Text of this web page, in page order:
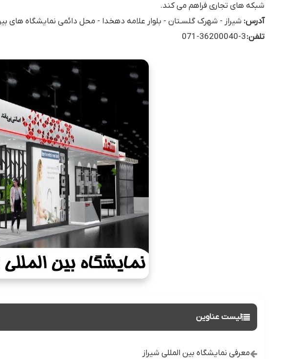
شبکه های تجاری فراهم می کند.
آدرس: شیراز - شهرک گلسـتان - بلوار علامه دهخدا - محل دائمی نمایشگاه های
تلفن:
لیست عناوین
معرفی نمایشگاه بین المللی شیراز